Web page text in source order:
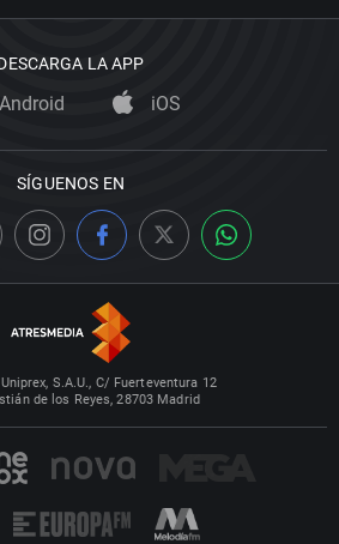
LA APP
Android iOS
SÍGUENOS EN
S.A.U., C/ Fuerteventura 12
de los Reyes, 28703 Madrid